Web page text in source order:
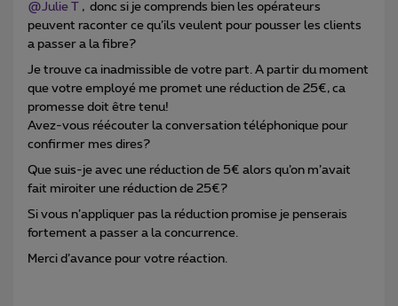
@Julie T
, donc si je comprends bien les opérateurs
peuvent raconter ce qu’ils veulent pour pousser les clients
a passer a la fibre?
Je trouve ca inadmissible de votre part. A partir du moment
que votre employé me promet une réduction de 25€, ca
promesse doit être tenu!
Avez-vous réécouter la conversation téléphonique pour
confirmer mes dires?
Que suis-je avec une réduction de 5€ alors qu’on m’avait
fait miroiter une réduction de 25€?
Si vous n’appliquer pas la réduction promise je penserais
fortement a passer a la concurrence.
Merci d’avance pour votre réaction.